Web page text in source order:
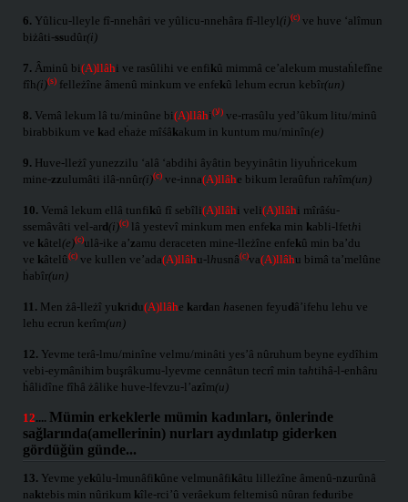
6. Yûlicu-lleyle fî-nnehâri ve yûlicu-nnehâra fî-lleyl(i)(c)ve huve ‘alîmun
biżâti-ssudûr(i)
7. Âminû bi(A)llâhi ve rasûlihi ve enfi kû mimmâ ce’alekum mustaḣlefîne
fîh(i)(s)felleżîne âmenû minkum ve enfekû lehum ecrun kebîr(un)
8. Vemâ lekum lâ tu/minûne bi(A)llâhi (ﻻ)ve-rrasûlu yed’ûkum litu/minû
birabbikum ve kad eḣaże mîśâkakum in kuntum mu/minîn(e)
9. Huve-lleżî yunezzilu ‘alâ ‘abdihi âyâtin beyyinâtin liyuḣricekum
mine-zzulumâti ilâ-nnûr(i)(c)ve-inna(A)llâhe bikum leraûfun rahîm(un)
10. Vemâ lekum ellâ tunfi kû fî sebîli(A)llâhi veli(A)llâhi mîrâśu-
ssemâvâti vel-ard(i)(c)lâ yestevî minkum men enfeka min kabli-lfethi
ve kâtel(e)(c)ulâ-ike a’zamu deraceten mine-lleżîne enfekû min ba’du
ve kâtelû(c)ve kullen ve’ada(A)llâhu-l husnâ(c)va(A)llâhu bimâ ta’melûne
ḣabîr(un)
11. Men żâ-lleżî yu kri du(A)llâhe kardan hasenen feyu dâ’ifehu lehu ve
lehu ecrun kerîm(un)
12. Yevme terâ-lmu/minîne velmu/minâti yes’â nûruhum beyne eydîhim
vebi-eymânihim buşrâkumu-lyevme cennâtun tecrî min tahtihâ-l-enhâru
ḣâlidîne fîhâ żâlike huve-lfevzu-l’azîm(u)
12.... Mümin erkeklerle mümin kadınları, önlerinde
sağlarında(amellerinin) nurları aydınlatıp giderken
gördüğün günde...
13. Yevme yekûlu-lmunâfi kûne velmunâfi kâtu lilleżîne âmenû-nzurûnâ
naktebis min nûrikum kîle-rci’û verâekum feltemisû nûran feduribe